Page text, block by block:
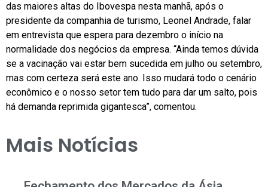
das maiores altas do Ibovespa nesta manhã, após o
presidente da companhia de turismo, Leonel Andrade, falar
em entrevista que espera para dezembro o início na
normalidade dos negócios da empresa. “Ainda temos dúvida
se a vacinação vai estar bem sucedida em julho ou setembro,
mas com certeza será este ano. Isso mudará todo o cenário
econômico e o nosso setor tem tudo para dar um salto, pois
há demanda reprimida gigantesca”, comentou.
Mais Notícias